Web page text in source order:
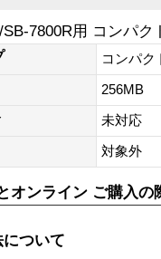
SB-7800R用 コンパ
コンパク
256MB
未対応
対象外
オンライン ご購入の
ついて